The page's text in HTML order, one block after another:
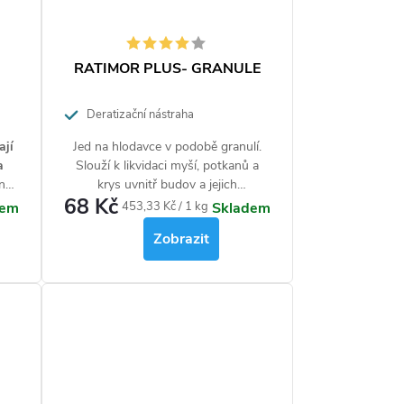
RATIMOR PLUS- GRANULE
Deratizační nástraha
Jed na hlodavce v podobě granulí.
Slouží k likvidaci myší, potkanů a
krys uvnitř budov a jejich
bezprostřední blízkosti.
68 Kč Měrná
453,33 Kč / 1 kg Skladem
Zobrazit